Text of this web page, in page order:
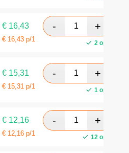
€ 16,43
€ 16,43 p/1 2 op
€ 15,31
€ 15,31 p/1 1 op
€ 12,16
€ 12,16 p/1 12 op